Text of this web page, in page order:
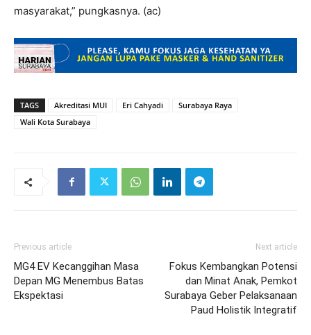
masyarakat,” pungkasnya. (ac)
TAGS Akreditasi MUI Eri Cahyadi
Surabaya Raya
Wali Kota Surabaya
Previous article
MG4 EV Kecanggihan Masa
Depan MG Menembus Batas
Ekspektasi
Next article
Fokus Kembangkan Potensi
dan Minat Anak, Pemkot
Surabaya Geber Pelaksanaan
Paud Holistik Integratif